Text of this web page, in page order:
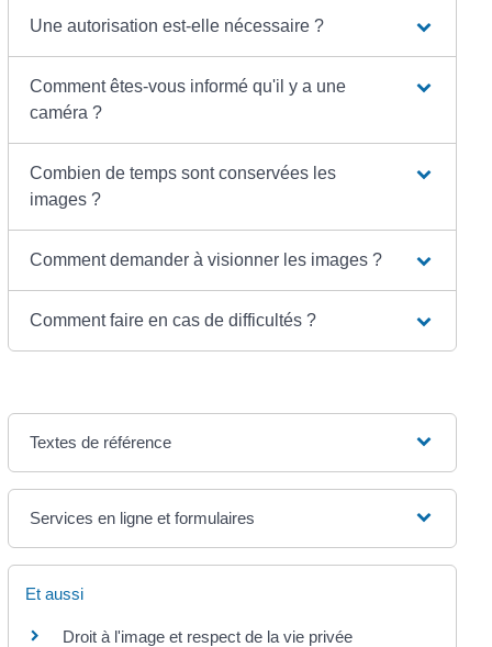
Une autorisation est-elle nécessaire ?
Comment êtes-vous informé qu'il y a une
caméra ?
Combien de temps sont conservées les
images ?
Comment demander à visionner les images ?
Comment faire en cas de difficultés ?
Textes de référence
Services en ligne et formulaires
Et aussi
Droit à l'image et respect de la vie privée